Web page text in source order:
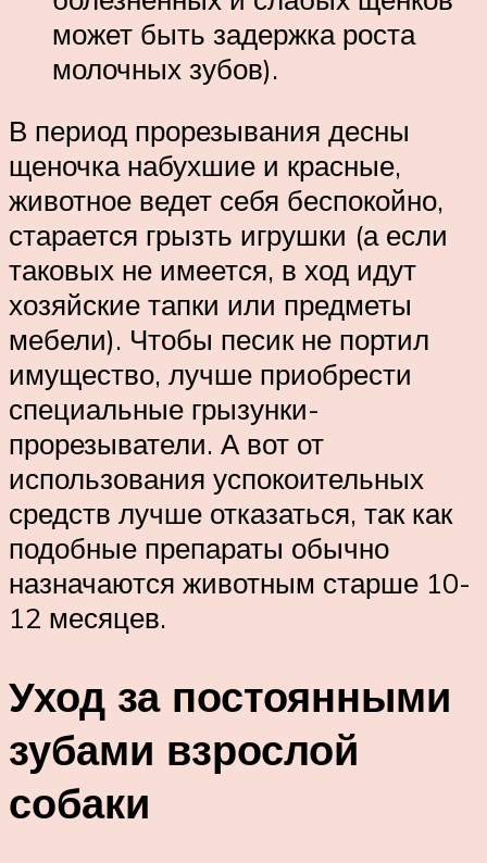
может быть задержка роста
молочных зубов).
В период прорезывания десны
щеночка набухшие и красные,
животное ведет себя беспокойно,
старается грызть игрушки (а если
таковых не имеется, в ход идут
хозяйские тапки или предметы
мебели). Чтобы песик не портил
имущество, лучше приобрести
специальные грызунки-
прорезыватели. А вот от
использования успокоительных
средств лучше отказаться, так как
подобные препараты обычно
назначаются животным старше 10-
12 месяцев.
Уход за постоянными
зубами взрослой
собаки